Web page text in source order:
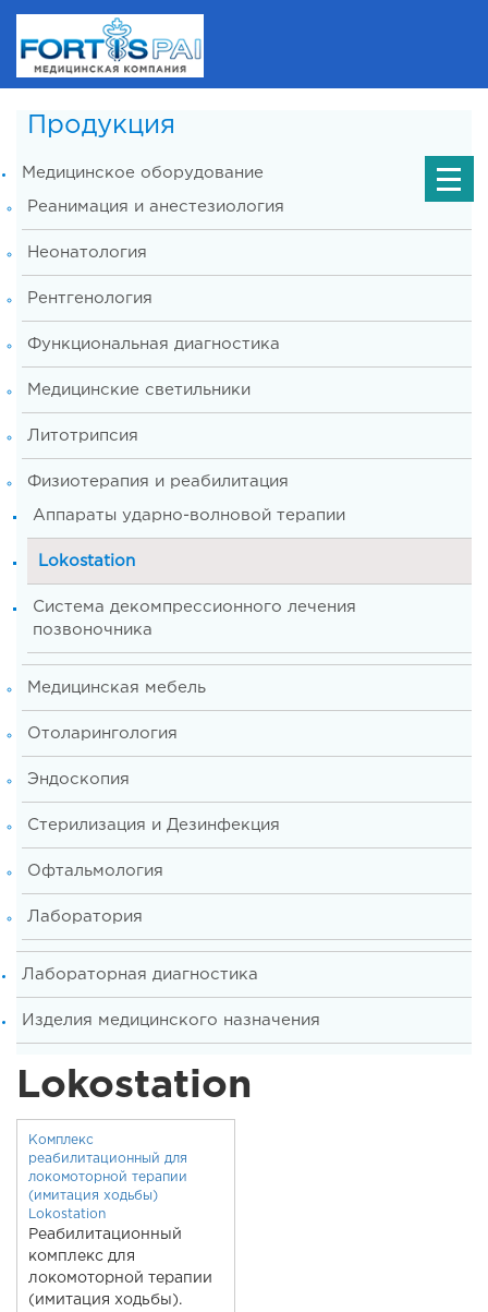
Продукция
Медицинское оборудование
Реанимация и анестезиология
Неонатология
Рентгенология
Функциональная диагностика
Медицинские светильники
Литотрипсия
Физиотерапия и реабилитация
Аппараты ударно-волновой терапии
Lokostation
Система декомпрессионного лечения
позвоночника
Медицинская мебель
Отоларингология
Эндоскопия
Стерилизация и Дезинфекция
Офтальмология
Лаборатория
Лабораторная диагностика
Изделия медицинского назначения
Lokostation
Комплекс
реабилитационный для
локомоторной терапии
(имитация ходьбы)
Lokostation
Реабилитационный
комплекс для
локомоторной терапии
(имитация ходьбы).